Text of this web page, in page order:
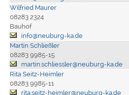
Wilfried Maurer
08283 2324
Bauhof
info@neuburg-ka.de
Martin Schließler
08283 9985-15
martin.schliessler@neuburg-ka.de
Rita Seitz-Heimler
08283 9985-11
rita.seitz-heimler@neuburg-ka.de